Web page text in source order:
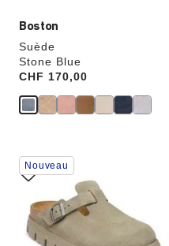
Boston
Suède
Stone Blue
Price:
CHF 170,00
Cliquer
sur
les
échantillons
couleurs
modifiera
Nouveau